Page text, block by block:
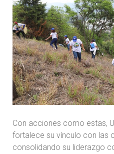
Con acciones como estas,
fortalece su vínculo con las
consolidando su liderazgo